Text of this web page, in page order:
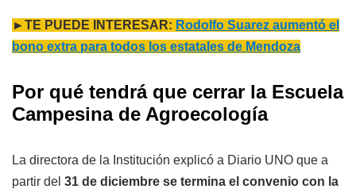
►TE PUEDE INTERESAR: Rodolfo Suarez aumentó el
bono extra para todos los estatales de Mendoza
Por qué tendrá que cerrar la Escuela
Campesina de Agroecología
La directora de la Institución explicó a Diario UNO que a
partir del 31 de diciembre se termina el convenio con la